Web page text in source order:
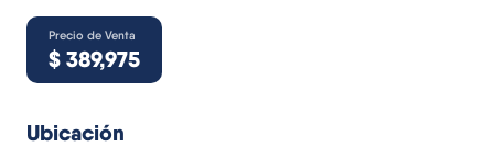
Precio de Venta
$ 389,975
Ubicación